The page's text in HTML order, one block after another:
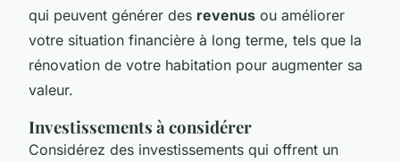
qui peuvent générer des revenus ou améliorer
votre situation financière à long terme, tels que la
rénovation de votre habitation pour augmenter sa
valeur.
Investissements à considérer
Considérez des investissements qui offrent un